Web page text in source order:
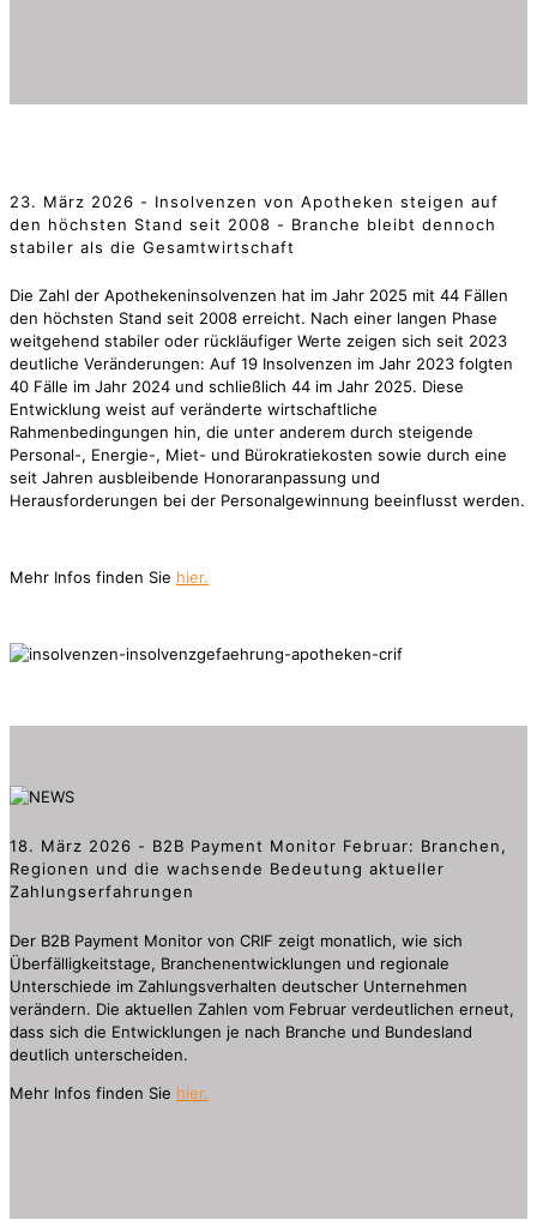
23. März 2026 - Insolvenzen von Apotheken steigen auf
den höchsten Stand seit 2008 - Branche bleibt dennoch
stabiler als die Gesamtwirtschaft
Die Zahl der Apothekeninsolvenzen hat im Jahr 2025 mit 44 Fällen
den höchsten Stand seit 2008 erreicht. Nach einer langen Phase
weitgehend stabiler oder rückläufiger Werte zeigen sich seit 2023
deutliche Veränderungen: Auf 19 Insolvenzen im Jahr 2023 folgten
40 Fälle im Jahr 2024 und schließlich 44 im Jahr 2025. Diese
Entwicklung weist auf veränderte wirtschaftliche
Rahmenbedingungen hin, die unter anderem durch steigende
Personal-, Energie-, Miet- und Bürokratiekosten sowie durch eine
seit Jahren ausbleibende Honoraranpassung und
Herausforderungen bei der Personalgewinnung beeinflusst werden.
Mehr Infos finden Sie hier.
18. März 2026 - B2B Payment Monitor Februar: Branchen,
Regionen und die wachsende Bedeutung aktueller
Zahlungserfahrungen
Der B2B Payment Monitor von CRIF zeigt monatlich, wie sich
Überfälligkeitstage, Branchenentwicklungen und regionale
Unterschiede im Zahlungsverhalten deutscher Unternehmen
verändern. Die aktuellen Zahlen vom Februar verdeutlichen erneut,
dass sich die Entwicklungen je nach Branche und Bundesland
deutlich unterscheiden.
Mehr Infos finden Sie hier.